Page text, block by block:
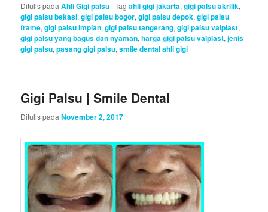
Ditulis pada Ahli Gigi palsu |Tag ahli gigi jakarta,gigi palsu akrilik,
gigi palsu bekasi,gigi palsu bogor,gigi palsu depok,gigi palsu
frame,gigi palsu implan,gigi palsu tangerang,gigi palsu valplast,
gigi palsu yang bagus dan nyaman,harga gigi palsu valplast,jenis
gigi palsu,pasang gigi palsu,smile dental ahli gigi
Gigi Palsu | Smile Dental
Ditulis padaNovember 2, 2017